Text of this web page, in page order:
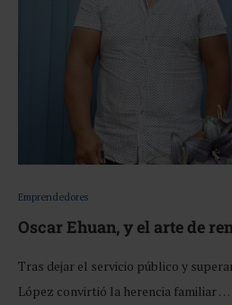
Emprendedores
Oscar Ehuan, y el arte de
Tras dejar el servicio público y
López convirtió la herencia familiar …